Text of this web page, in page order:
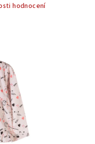
hodnocení